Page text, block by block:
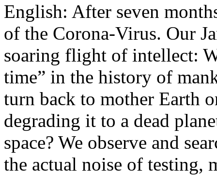
English: After seven
of the Corona-Virus. Our
soaring flight of intellect:
time” in the history of
turn back to mother Earth
degrading it to a dead
space? We observe and
the actual noise of testing,